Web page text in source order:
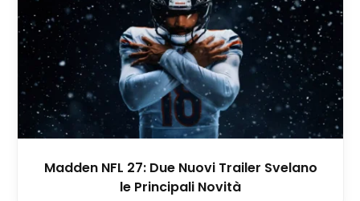
Madden NFL 27: Due Nuovi Trailer Svelano
le Principali Novità